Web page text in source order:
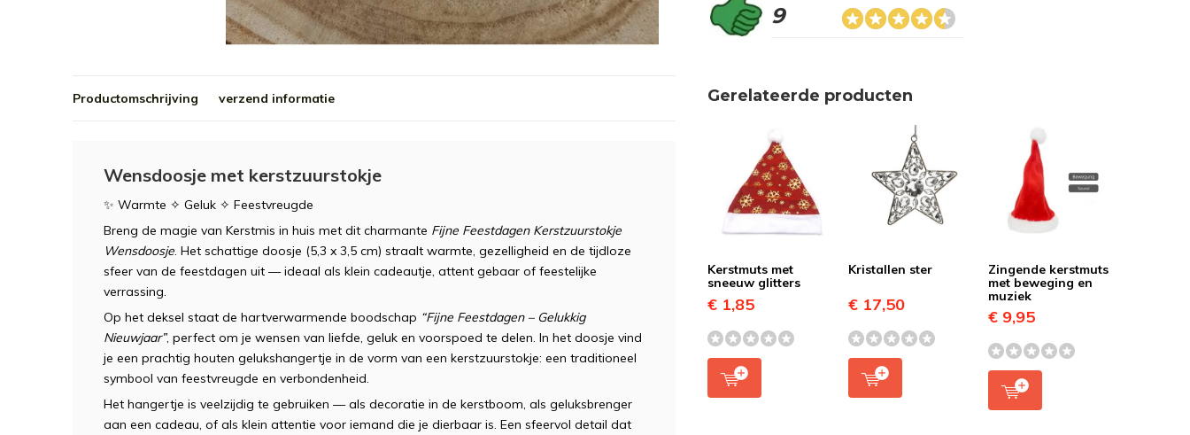
9
Productomschrijving verzend informatie
Wensdoosje met kerstzuurstokje
✨ Warmte ✧ Geluk ✧ Feestvreugde
Breng de magie van Kerstmis in huis met dit charmante Fijne Feestdagen Kerstzuurstokje
Wensdoosje. Het schattige doosje (5,3 x 3,5 cm) straalt warmte, gezelligheid en de tijdloze
sfeer van de feestdagen uit — ideaal als klein cadeautje, attent gebaar of feestelijke
verrassing.
Op het deksel staat de hartverwarmende boodschap “Fijne Feestdagen – Gelukkig
Nieuwjaar”, perfect om je wensen van liefde, geluk en voorspoed te delen. In het doosje vind
je een prachtig houten gelukshangertje in de vorm van een kerstzuurstokje: een traditioneel
symbool van feestvreugde en verbondenheid.
Het hangertje is veelzijdig te gebruiken — als decoratie in de kerstboom, als geluksbrenger
aan een cadeau, of als klein attentie voor iemand die je dierbaar is. Een sfeervol detail dat
Gerelateerde producten
Kerstmuts met
sneeuw glitters
€ 1,85
Kristallen ster
€ 17,50
Zingende kerstmuts
met beweging en
muziek
€ 9,95